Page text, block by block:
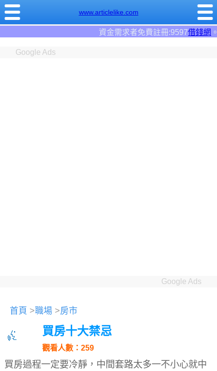
www.articlelike.com
資金需求者免費註冊:9597借錢網。全台前三大借錢網站！
Google Ads
Google Ads
首頁 >職場 >房市
買房十大禁忌
觀看人數：259
買房過程一定要冷靜，中間套路太多一不小心就中